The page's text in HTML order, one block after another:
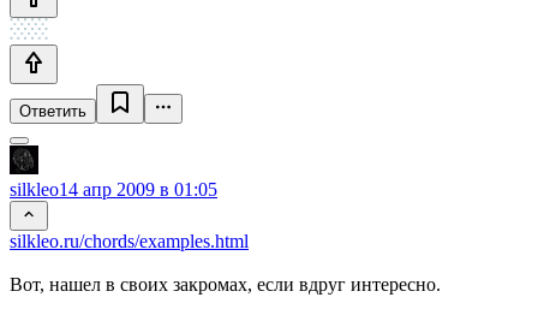
Ответить
silkleo14 апр 2009 в 01:05
silkleo.ru/chords/examples.html
Вот, нашел в своих закромах, если вдруг интересно.